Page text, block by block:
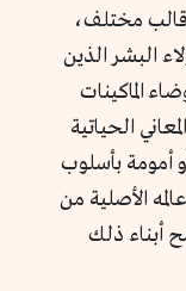
مختلف،
البشر الذين
الماكينات
الحياتية
أمومة بأسلوب
الأصلية من
أبناء ذلك